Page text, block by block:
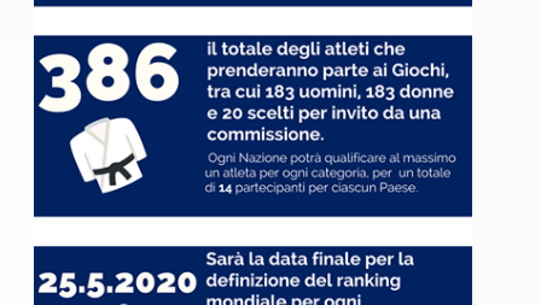
Corsi Preparatore Fisico
Edutraining class - Didattica infantile
Corso dirigenti sportivi
Corso Direttore di Gara
Abilitazioni
Sportello Fiscale
News
Modulistica
FAQ
Quesiti fiscali
Sostenibilità
Documenti